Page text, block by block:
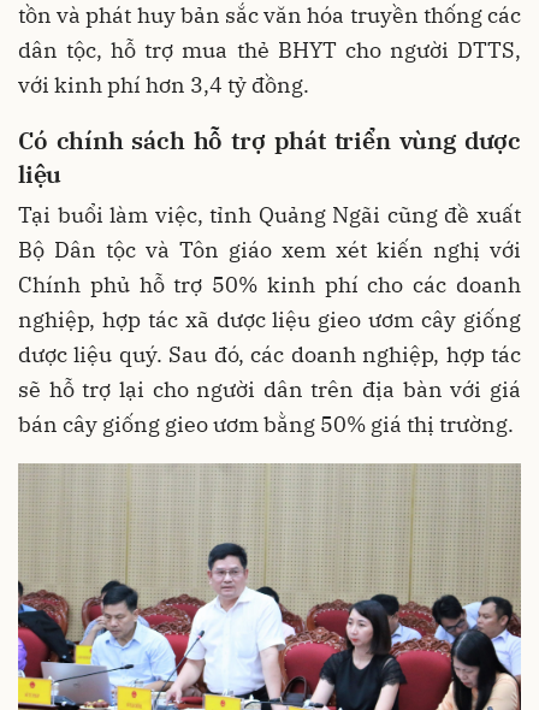
tồn và phát huy bản sắc văn hóa truyền thống các
dân tộc, hỗ trợ mua thẻ BHYT cho người DTTS,
với kinh phí hơn 3,4 tỷ đồng.
Có chính sách hỗ trợ phát triển vùng dược
liệu
Tại buổi làm việc, tỉnh Quảng Ngãi cũng đề xuất
Bộ Dân tộc và Tôn giáo xem xét kiến nghị với
Chính phủ hỗ trợ 50% kinh phí cho các doanh
nghiệp, hợp tác xã dược liệu gieo ươm cây giống
dược liệu quý. Sau đó, các doanh nghiệp, hợp tác
sẽ hỗ trợ lại cho người dân trên địa bàn với giá
bán cây giống gieo ươm bằng 50% giá thị trường.